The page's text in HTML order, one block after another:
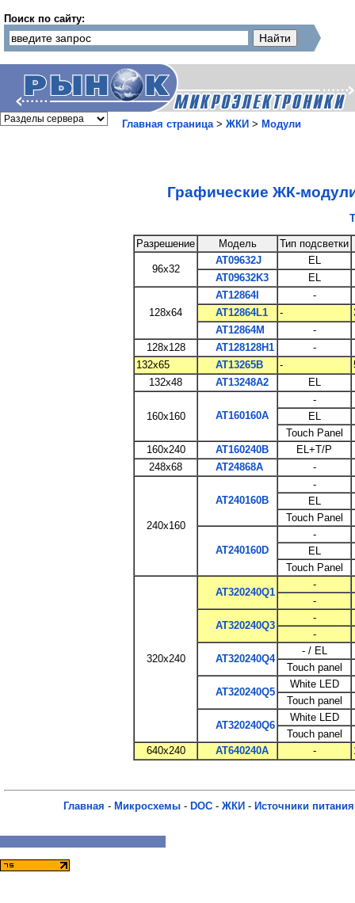
Поиск по сайту:
Главная страница> ЖКИ > Модули
Графические ЖК-
Разрешение Модель Тип подсветки
96x32
AT09632J
EL
AT09632K3
EL
128x64
AT12864I
-
AT12864L1
-
AT12864M
-
128x128
AT128128H1
-
132x65
AT13265B -
132x48
AT13248A2 EL
160x160 AT160160A
-
EL
Touch Panel
160x240
AT160240B
EL+T/P
248x68
AT24868A -
240x160
AT240160B
-
EL
Touch Panel
AT240160D
-
EL
Touch Panel
320x240
AT320240Q1
-
-
AT320240Q3
-
-
AT320240Q4
- / EL
Touch panel
AT320240Q5
White LED
Touch panel
AT320240Q6
White LED
Touch panel
640x240
AT640240A -
Главная - Микросхемы - DOC - ЖКИ - Источники питания